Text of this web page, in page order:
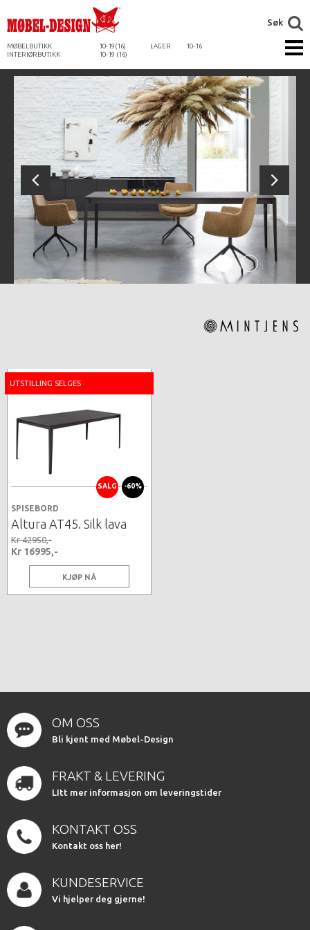
MØBELBUTIKK 10-19(16) LAGER
10-16
INTERIØRBUTIKK
10-19 (16)
Søk
UTSTILLING SELGES
SALG -60%
SPISEBORD
Altura AT45. Silk lava
Kr 42950,-
Kr 16995,-
KJØP NÅ
OM OSS
Bli kjent med Møbel-Design
FRAKT & LEVERING
LItt mer informasjon om leveringstider
KONTAKT OSS
Kontakt oss her!
KUNDESERVICE
Vi hjelper deg gjerne!